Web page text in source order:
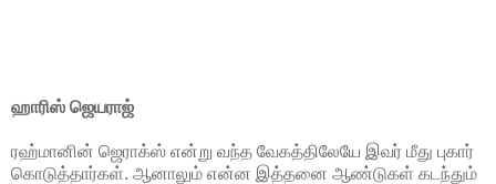
ஹாரிஸ் ஜெயராஜ்
ரஹ்மானின் ஜெராக்ஸ் என்று வந்த வேகத்திலேயே இவர் மீது புகார்
கொடுத்தார்கள். ஆனாலும் என்ன இத்தனை ஆண்டுகள் கடந்தும்